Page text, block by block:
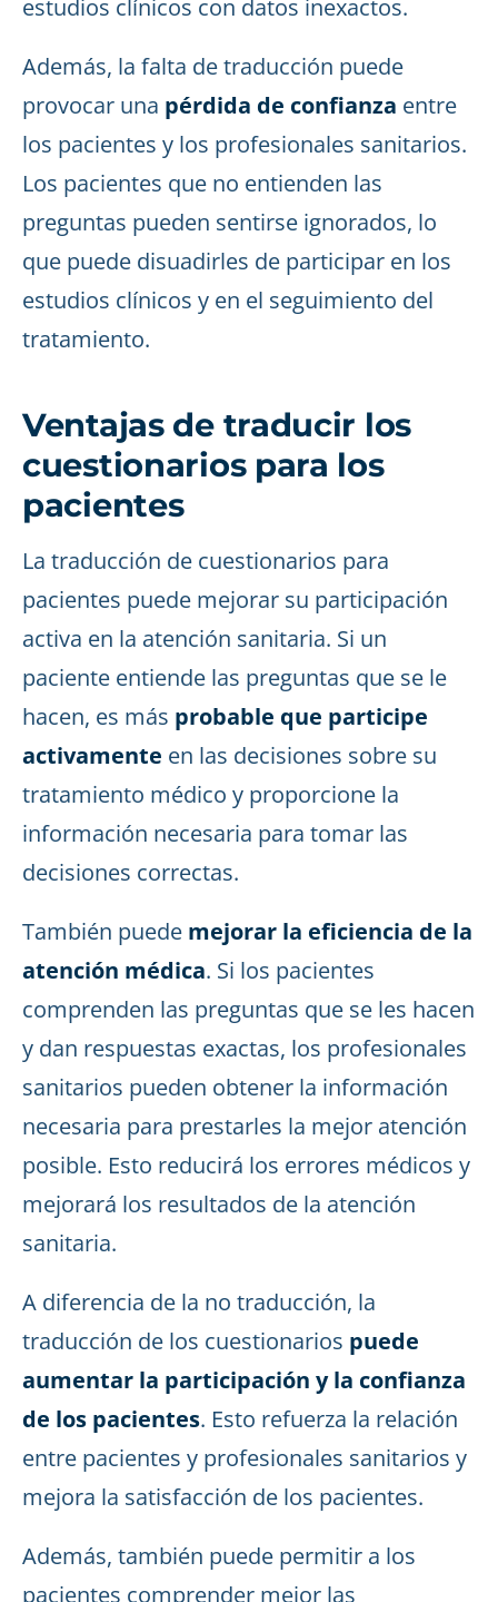
estudios clínicos con datos inexactos.
Además, la falta de traducción puede
provocar una pérdida de confianza entre
los pacientes y los profesionales sanitarios.
Los pacientes que no entienden las
preguntas pueden sentirse ignorados, lo
que puede disuadirles de participar en los
estudios clínicos y en el seguimiento del
tratamiento.
Ventajas de traducir los
cuestionarios para los
pacientes
La traducción de cuestionarios para
pacientes puede mejorar su participación
activa en la atención sanitaria. Si un
paciente entiende las preguntas que se le
hacen, es más probable que participe
activamente en las decisiones sobre su
tratamiento médico y proporcione la
información necesaria para tomar las
decisiones correctas.
También puede mejorar la eficiencia de la
atención médica. Si los pacientes
comprenden las preguntas que se les hacen
y dan respuestas exactas, los profesionales
sanitarios pueden obtener la información
necesaria para prestarles la mejor atención
posible. Esto reducirá los errores médicos y
mejorará los resultados de la atención
sanitaria.
A diferencia de la no traducción, la
traducción de los cuestionarios puede
aumentar la participación y la confianza
de los pacientes. Esto refuerza la relación
entre pacientes y profesionales sanitarios y
mejora la satisfacción de los pacientes.
Además, también puede permitir a los
pacientes comprender mejor las